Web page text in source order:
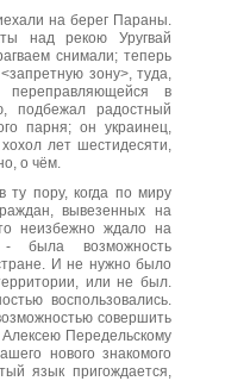
на берег Параны.
над рекою Уругвай
снимали; теперь
зону>, туда,
в
подбежал радостный
парня; он украинец,
лет шестидесяти,
о чём.
пору, когда по миру
вывезенных на
неизбежно ждало на
возможность
И не нужно было
или не был.
воспользовались.
совершить
Алексею Передельскому
нового знакомого
язык пригождается,